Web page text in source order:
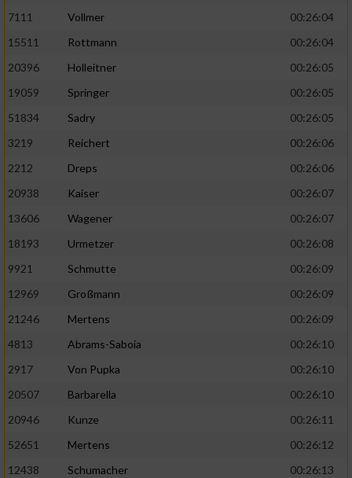
7111
Vollmer
00:26:04
15511
Rottmann
00:26:04
20396
Holleitner
00:26:05
19059
Springer
00:26:05
51834
Sadry
00:26:05
3219
Reichert
00:26:06
2212
Dreps
00:26:06
20938
Kaiser
00:26:07
13606
Wagener
00:26:07
18193
Urmetzer
00:26:08
9921
Schmutte
00:26:09
12969
Großmann
00:26:09
21246
Mertens
00:26:09
4813
Abrams-Saboia
00:26:10
2917
Von Pupka
00:26:10
20507
Barbarella
00:26:10
20946
Kunze
00:26:11
52651
Mertens
00:26:12
12438
Schumacher
00:26:13